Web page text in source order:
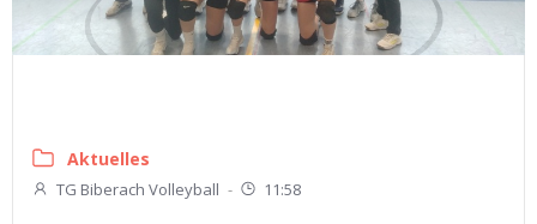
Aktuelles
TG Biberach Volleyball - 11:58